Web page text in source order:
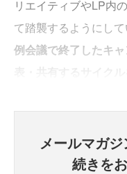
リエイティブやLP内
て踏襲するようにして
例会議で終了したキ
メールマガ
続きを